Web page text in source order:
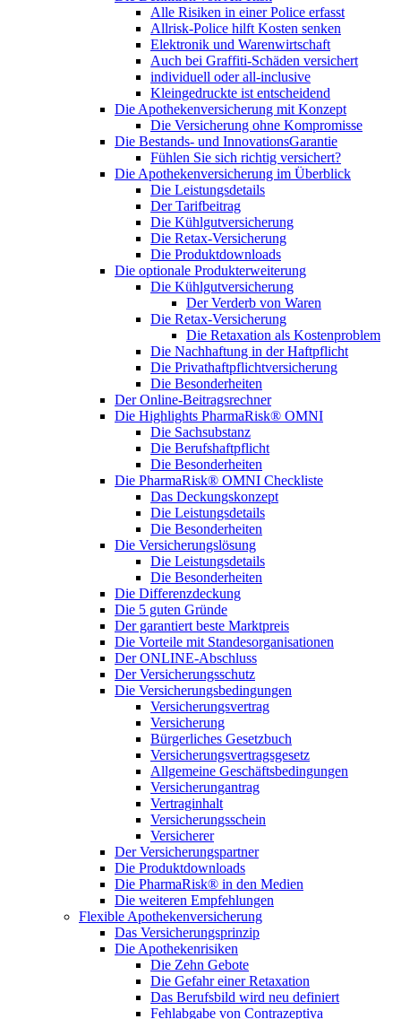
Alle Risiken in einer Police erfasst
Allrisk-Police hilft Kosten senken
Elektronik und Warenwirtschaft
Auch bei Graffiti-Schäden versichert
individuell oder all-inclusive
Kleingedruckte ist entscheidend
Die Apothekenversicherung mit Konzept
Die Versicherung ohne Kompromisse
Die Bestands- und InnovationsGarantie
Fühlen Sie sich richtig versichert?
Die Apothekenversicherung im Überblick
Die Leistungsdetails
Der Tarifbeitrag
Die Kühlgutversicherung
Die Retax-Versicherung
Die Produktdownloads
Die optionale Produkterweiterung
Die Kühlgutversicherung
Der Verderb von Waren
Die Retax-Versicherung
Die Retaxation als Kostenproblem
Die Nachhaftung in der Haftpflicht
Die Privathaftpflichtversicherung
Die Besonderheiten
Der Online-Beitragsrechner
Die Highlights PharmaRisk® OMNI
Die Sachsubstanz
Die Berufshaftpflicht
Die Besonderheiten
Die PharmaRisk® OMNI Checkliste
Das Deckungskonzept
Die Leistungsdetails
Die Besonderheiten
Die Versicherungslösung
Die Leistungsdetails
Die Besonderheiten
Die Differenzdeckung
Die 5 guten Gründe
Der garantiert beste Marktpreis
Die Vorteile mit Standesorganisationen
Der ONLINE-Abschluss
Der Versicherungsschutz
Die Versicherungsbedingungen
Versicherungsvertrag
Versicherung
Bürgerliches Gesetzbuch
Versicherungsvertragsgesetz
Allgemeine Geschäftsbedingungen
Versicherungantrag
Vertraginhalt
Versicherungsschein
Versicherer
Der Versicherungspartner
Die Produktdownloads
Die PharmaRisk® in den Medien
Die weiteren Empfehlungen
Flexible Apothekenversicherung
Das Versicherungsprinzip
Die Apothekenrisiken
Die Zehn Gebote
Die Gefahr einer Retaxation
Das Berufsbild wird neu definiert
Fehlabgabe von Contrazeptiva